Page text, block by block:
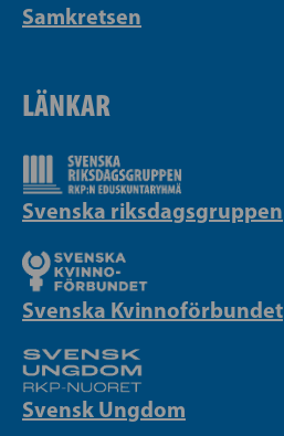
Samkretsen
LÄNKAR
Svenska riksdagsgruppen
Svenska Kvinnoförbundet
Svensk Ungdom